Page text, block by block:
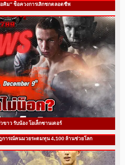
อคิม” ช็อควงการเลิกชกตลอดชีพ
าว รับน้อง โอเล็กซานเดอร์
การณ์คนมวยระดมทุน 4,100 ล้านช่วยโลก